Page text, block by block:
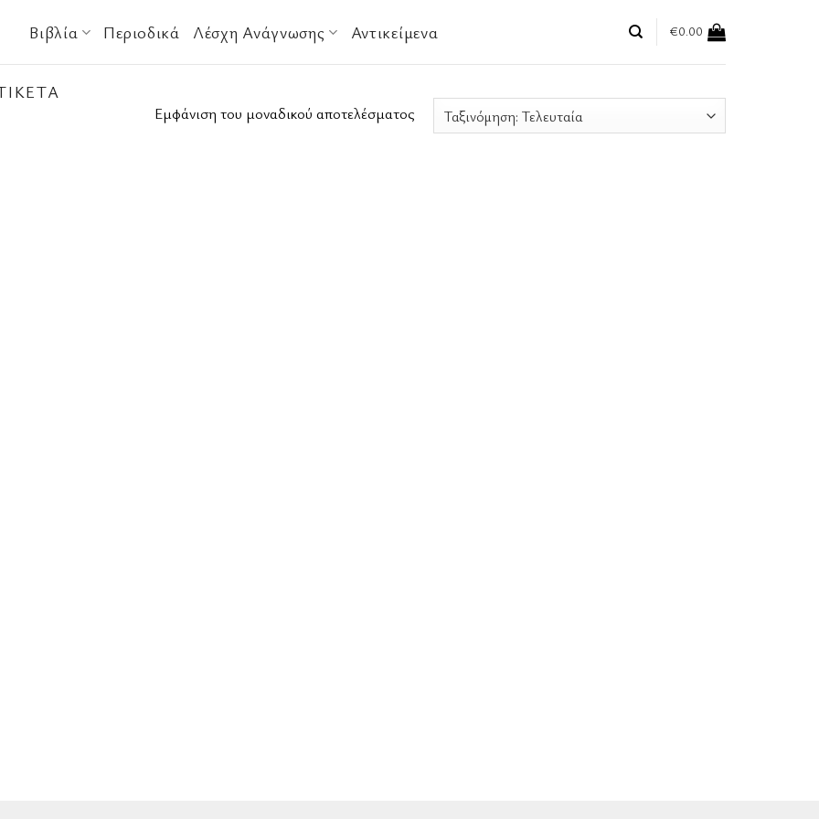
Βιβλία Περιοδικά Λέσχη Ανάγνωσης Αντικείμενα €0.00
Εμφάνιση του μοναδικού αποτελέσματος